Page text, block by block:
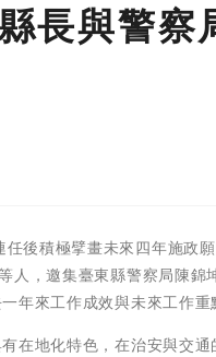
長與警
積極擘畫未來四年施政
，邀集臺東縣警察局陳錦
年來工作成效與未來工作重
在地化特色，在治安與交